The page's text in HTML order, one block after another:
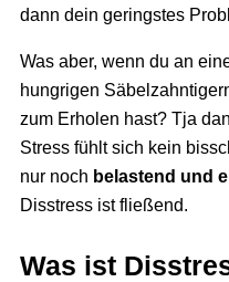
dann dein geringstes
Was aber, wenn du an
hungrigen
zum Erholen hast? Tja
Stress fühlt sich kein
nur noch belastend und
Disstress ist fließend.
Was ist